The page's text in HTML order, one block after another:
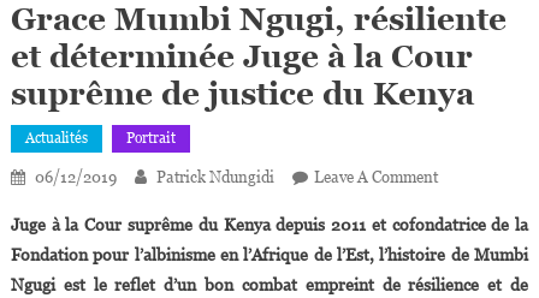
Grace Mumbi Ngugi, résiliente
et déterminée Juge à la Cour
suprême de justice du Kenya
Actualités Portrait
06/12/2019 Patrick Ndungidi Leave A CommentOn
Mumbi
Ngugi,
Résiliente
Juge à la Cour suprême du Kenya depuis 2011 et cofondatrice de la
Fondation pour l’albinisme en l’Afrique de l’Est, l’histoire de Mumbi
Ngugi est le reflet d’un bon combat empreint de résilience et de